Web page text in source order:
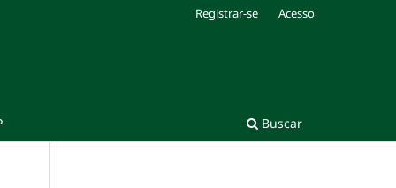
Buscar
Registrar-se Acesso